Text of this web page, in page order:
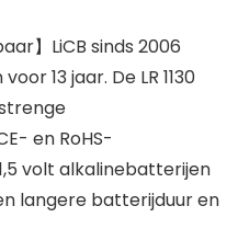
】LiCB sinds 2006
13 jaar. De LR 1130
en RoHS-
volt alkalinebatterijen
langere batterijduur en